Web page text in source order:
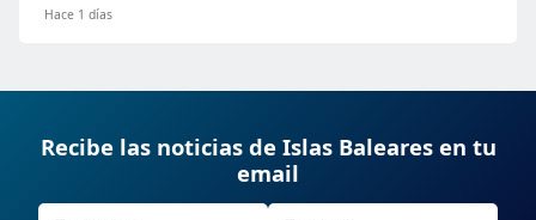
Hace 1 días
Recibe las noticias de Islas Baleares en tu
email